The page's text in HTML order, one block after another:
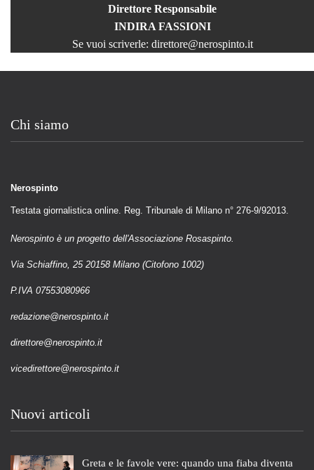
Direttore Responsabile
INDIRA FASSIONI
Se vuoi scriverle: direttore@nerospinto.it
Chi siamo
Nerospinto
Testata giornalistica online. Reg. Tribunale di Milano n° 276-9/92013.
Nerospinto è un progetto dell'Associazione Rosaspinto.
Via Schiaffino, 25 20158 Milano (Citofono 1002)
P.IVA 07553080966
redazione@nerospinto.it
direttore@nerospinto.it
vicedirettore@nerospinto.it
Nuovi articoli
Greta e le favole vere: quando una fiaba diventa